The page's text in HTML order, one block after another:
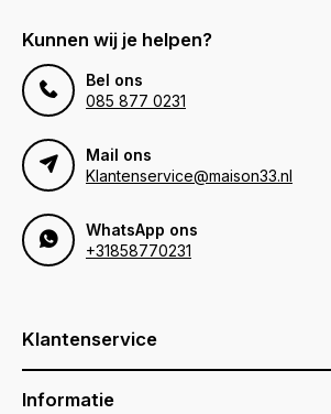
Kunnen wij je helpen?
Bel ons
085 877 0231
Mail ons
Klantenservice@maison33.nl
WhatsApp ons
+31858770231
Klantenservice
Informatie